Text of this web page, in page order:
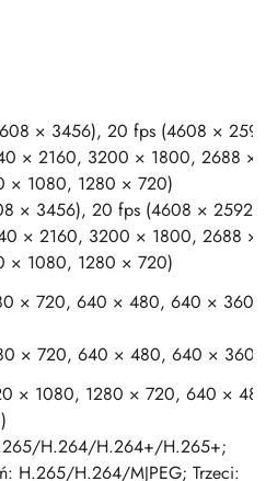
× 3456), 20 fps (4608 ×
× 2160, 3200 × 1800, 2688 ×
× 1080, 1280 × 720)
× 3456), 20 fps (4608 × 2592),
× 2160, 3200 × 1800, 2688 ×
× 1080, 1280 × 720)
× 720, 640 × 480, 640 × 360)
× 720, 640 × 480, 640 × 360)
× 1080, 1280 × 720, 640 ×
H.264/H.264+/H.265+;
H.265/H.264/MJPEG; Trzeci: